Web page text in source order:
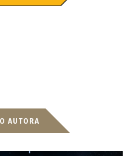
AUTORA